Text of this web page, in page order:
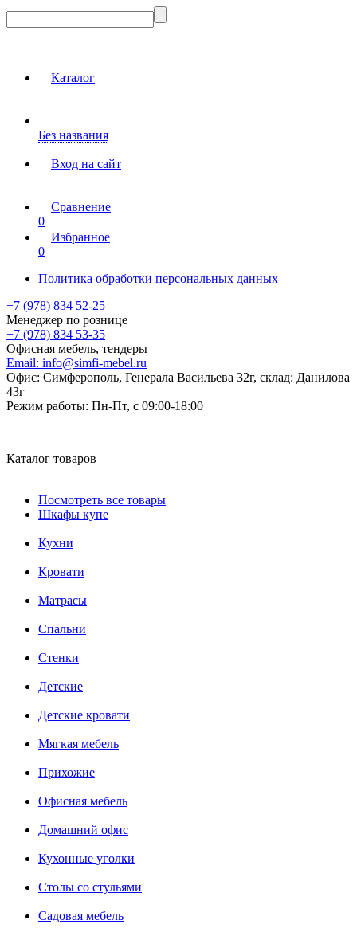
Каталог
Без названия
Вход на сайт
Сравнение
0
Избранное
0
Политика обработки персональных данных
+7 (978) 834 52-25
Менеджер по рознице
+7 (978) 834 53-35
Офисная мебель, тендеры
Email: info@simfi-mebel.ru
Офис: Симферополь, Генерала Васильева 32г, склад: Данилова
43г
Режим работы: Пн-Пт, с 09:00-18:00
Каталог товаров
Посмотреть все товары
Шкафы купе
Кухни
Кровати
Матрасы
Cпальни
Стенки
Детские
Детские кровати
Мягкая мебель
Прихожие
Офисная мебель
Домашний офис
Кухонные уголки
Столы со стульями
Садовая мебель